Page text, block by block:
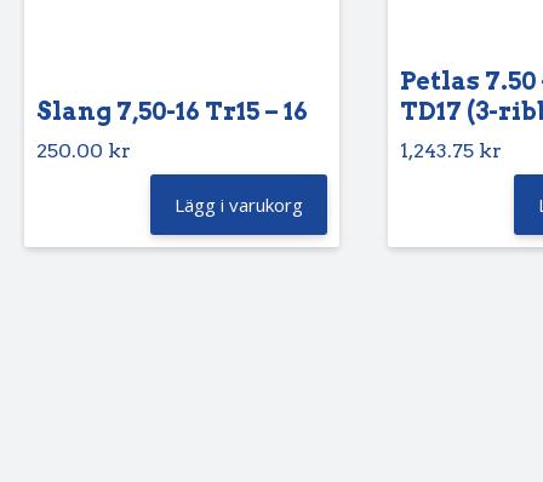
Slang 7,50-16 Tr15 – 16
250.00 kr
Lägg i varukorg
Petlas 7.50
TD17 (3-
1,243.75 kr